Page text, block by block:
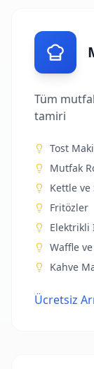
Tüm
tamiri
Tost
Mutfak
Kettle ve
Fritözler
Elektrikli
Waffle
Kahve
Ücretsiz